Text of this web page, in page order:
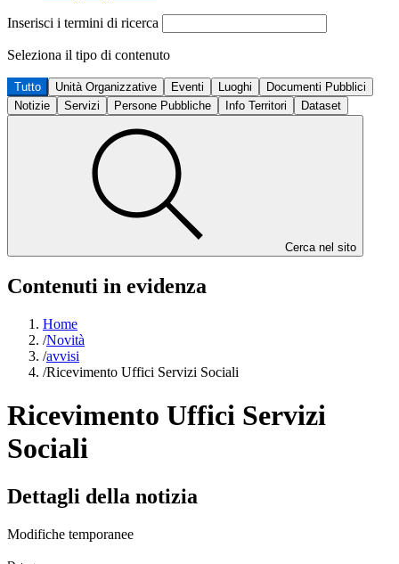
Inserisci i termini di ricerca
Seleziona il tipo di contenuto
Tutto Unità Organizzative Eventi Luoghi
Documenti Pubblici
Notizie
Servizi Persone Pubbliche Info Territori Dataset
Cerca nel sito
Contenuti in evidenza
Home
/Novità
/avvisi
/Ricevimento Uffici Servizi Sociali
Ricevimento Uffici Servizi
Sociali
Dettagli della notizia
Modifiche temporanee